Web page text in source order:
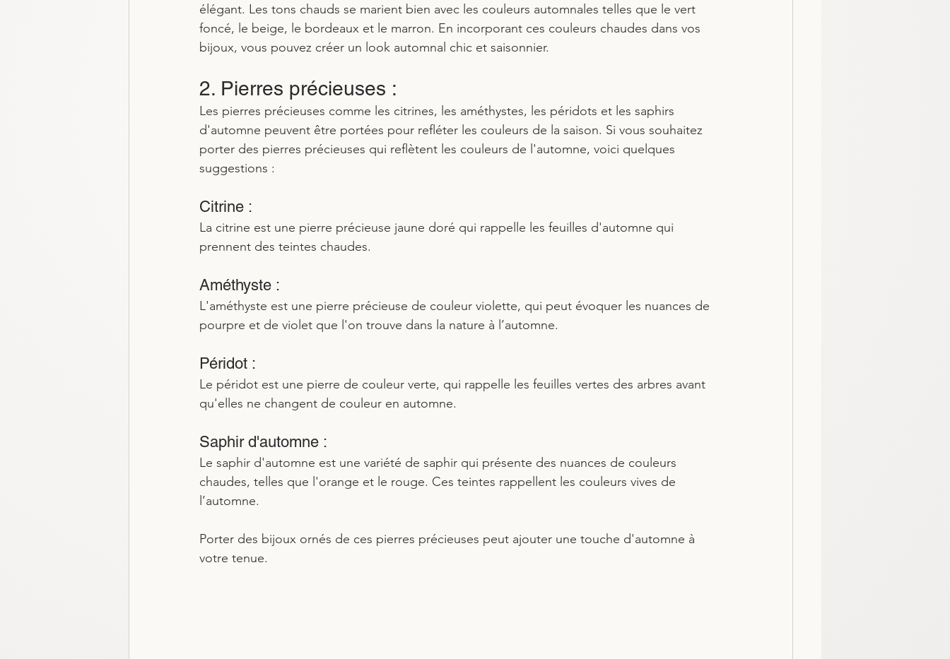
élégant. Les tons chauds se marient bien avec les couleurs automnales telles que le vert
foncé, le beige, le bordeaux et le marron. En incorporant ces couleurs chaudes dans vos
bijoux, vous pouvez créer un look automnal chic et saisonnier.
2. Pierres précieuses :
Les pierres précieuses comme les citrines, les améthystes, les péridots et les saphirs
d'automne peuvent être portées pour refléter les couleurs de la saison. Si vous souhaitez
porter des pierres précieuses qui reflètent les couleurs de l'automne, voici quelques
suggestions :
Citrine :
La citrine est une pierre précieuse jaune doré qui rappelle les feuilles d'automne qui
prennent des teintes chaudes.
Améthyste :
L'améthyste est une pierre précieuse de couleur violette, qui peut évoquer les nuances de
pourpre et de violet que l'on trouve dans la nature à l’automne.
Péridot :
Le péridot est une pierre de couleur verte, qui rappelle les feuilles vertes des arbres avant
qu'elles ne changent de couleur en automne.
Saphir d'automne :
Le saphir d'automne est une variété de saphir qui présente des nuances de couleurs
chaudes, telles que l'orange et le rouge. Ces teintes rappellent les couleurs vives de
l’automne.
Porter des bijoux ornés de ces pierres précieuses peut ajouter une touche d'automne à
votre tenue.